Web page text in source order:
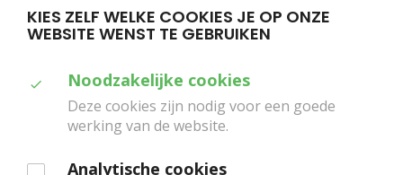
Home Programma Zefiro Torna
ZEFIRO TORNA
KIES ZELF WELKE COOKIES JE OP ONZE
WEBSITE WENST TE GEBRUIKEN
Duid
welke
cookies
Noodzakelijke cookies
Deze cookies zijn nodig voor een goede
werking van de website.
Analytische cookies